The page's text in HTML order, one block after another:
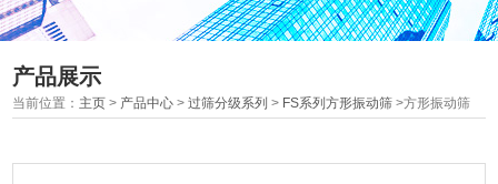
产品展示
当前位置： 主页 > 产品中心 >过筛分级系列 > FS系列方形振动筛 >方形振动筛